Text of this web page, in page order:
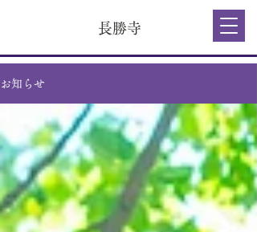
長勝寺
お知らせ